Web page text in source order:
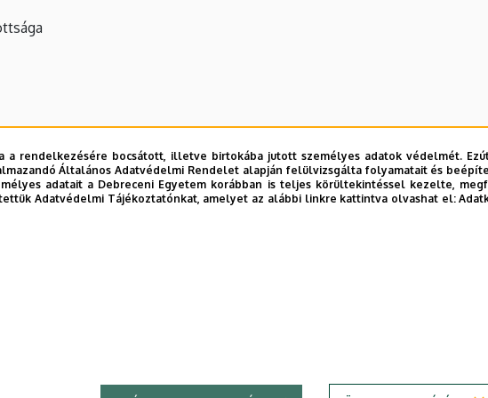
a rendelkezésére bocsátott, illetve birtokába jutott személyes adatok védelmét.
Általános Adatvédelmi Rendelet alapján felülvizsgálta folyamatait és
adatait a Debreceni Egyetem korábban is teljes körültekintéssel kezelte,
Adatvédelmi Tájékoztatónkat, amelyet az alábbi linkre kattintva olvashat el: